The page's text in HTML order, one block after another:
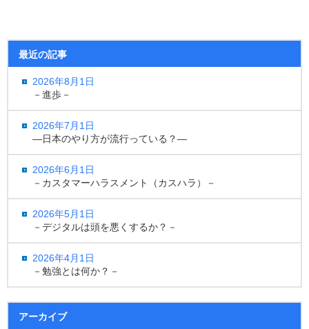
最近の記事
2026年8月1日
－進歩－
2026年7月1日
―日本のやり方が流行っている？―
2026年6月1日
－カスタマーハラスメント（カスハラ）－
2026年5月1日
－デジタルは頭を悪くするか？－
2026年4月1日
－勉強とは何か？－
アーカイブ